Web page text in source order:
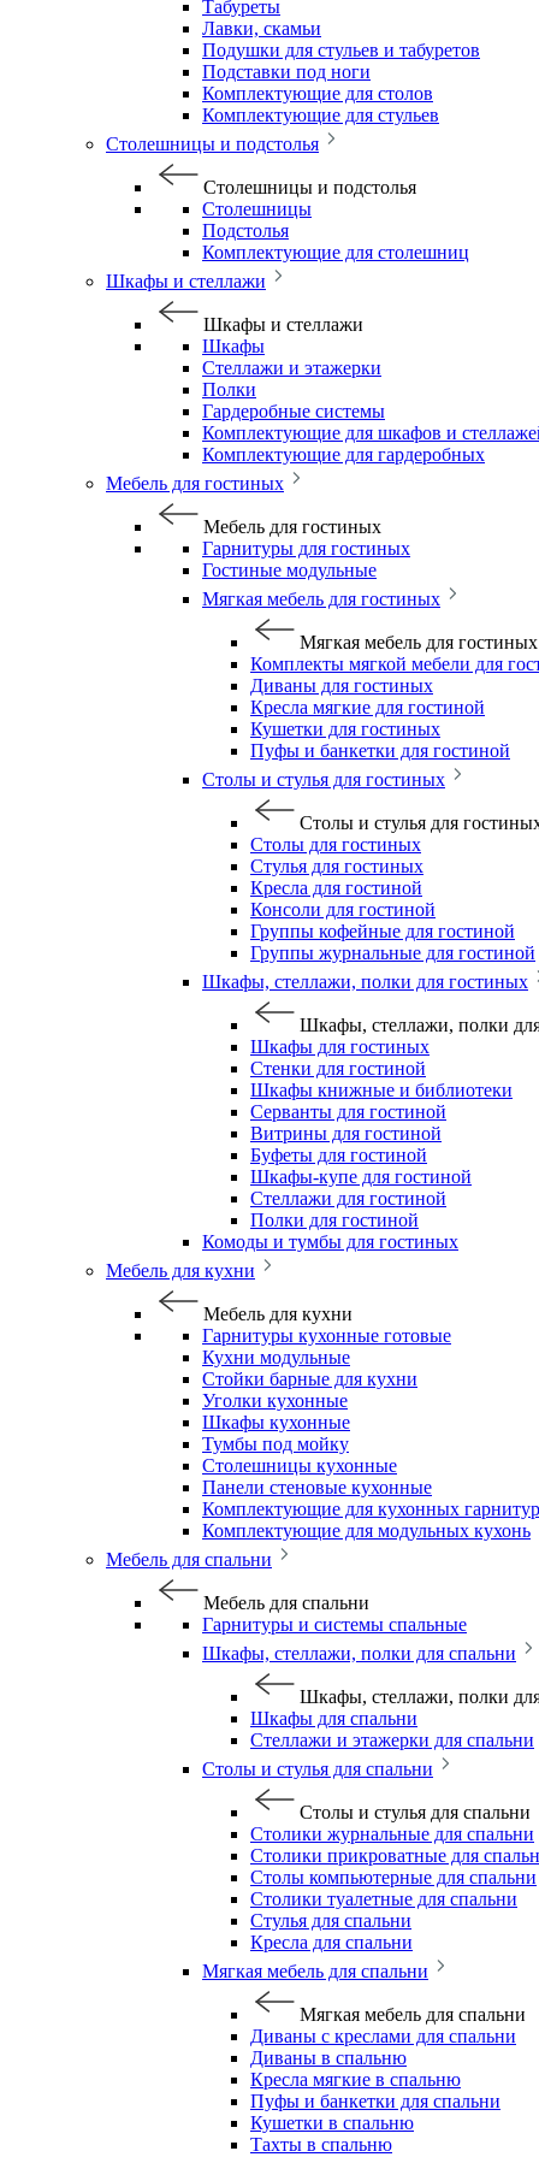
Табуреты
Лавки, скамьи
Подушки для стульев и табуретов
Подставки под ноги
Комплектующие для столов
Комплектующие для стульев
Столешницы и подстолья
Столешницы и подстолья
Столешницы
Подстолья
Комплектующие для столешниц
Шкафы и стеллажи
Шкафы и стеллажи
Шкафы
Стеллажи и этажерки
Полки
Гардеробные системы
Комплектующие для шкафов и
Комплектующие для гардеробных
Мебель для гостиных
Мебель для гостиных
Гарнитуры для гостиных
Гостиные модульные
Мягкая мебель для гостиных
Мягкая мебель для гостиных
Комплекты мягкой мебели для
Диваны для гостиных
Кресла мягкие для гостиной
Кушетки для гостиных
Пуфы и банкетки для гостиной
Столы и стулья для гостиных
Столы и стулья для
Столы для гостиных
Стулья для гостиных
Кресла для гостиной
Консоли для гостиной
Группы кофейные для гостиной
Группы журнальные для гостиной
Шкафы, стеллажи, полки для гостиных
Шкафы, стеллажи, полки
Шкафы для гостиных
Стенки для гостиной
Шкафы книжные и библиотеки
Серванты для гостиной
Витрины для гостиной
Буфеты для гостиной
Шкафы-купе для гостиной
Стеллажи для гостиной
Полки для гостиной
Комоды и тумбы для гостиных
Мебель для кухни
Мебель для кухни
Гарнитуры кухонные готовые
Кухни модульные
Стойки барные для кухни
Уголки кухонные
Шкафы кухонные
Тумбы под мойку
Столешницы кухонные
Панели стеновые кухонные
Комплектующие для кухонных
Комплектующие для модульных кухонь
Мебель для спальни
Мебель для спальни
Гарнитуры и системы спальные
Шкафы, стеллажи, полки для спальни
Шкафы, стеллажи, полки
Шкафы для спальни
Стеллажи и этажерки для спальни
Столы и стулья для спальни
Столы и стулья для спальни
Столики журнальные для спальни
Столики прикроватные для
Столы компьютерные для спальни
Столики туалетные для спальни
Стулья для спальни
Кресла для спальни
Мягкая мебель для спальни
Мягкая мебель для спальни
Диваны с креслами для спальни
Диваны в спальню
Кресла мягкие в спальню
Пуфы и банкетки для спальни
Кушетки в спальню
Тахты в спальню